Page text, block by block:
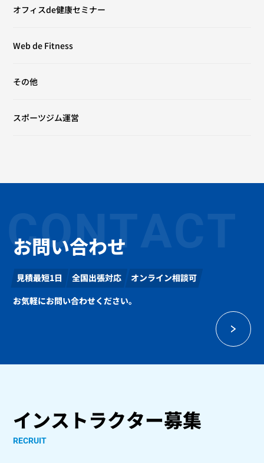
オフィスde健康セミナー
Web de Fitness
その他
スポーツジム運営
お問い合わせ
CONTACT
見積最短1日 全国出張対応
オンライン相談可
お気軽にお問い合わせください。
インストラクター募集
RECRUIT